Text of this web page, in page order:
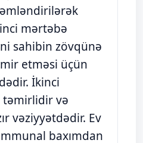
mərtəbə
sahibin zövqünə
etməsi üçün
İkinci
təmirlidir və
vəziyyətdədir. Ev
baxımdan